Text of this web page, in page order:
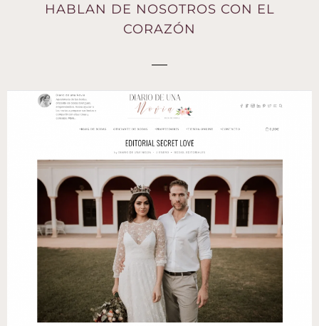
HABLAN DE NOSOTROS CON EL
CORAZÓN